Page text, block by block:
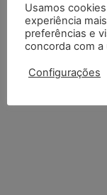
Usamos
experiência
preferências e
concorda com a
Configurações